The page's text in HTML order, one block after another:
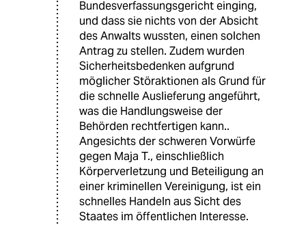
Bundesverfassungsgericht einging,
und dass sie nichts von der Absicht
des Anwalts wussten, einen solchen
Antrag zu stellen​. Zudem wurden
Sicherheitsbedenken aufgrund
möglicher Störaktionen als Grund für
die schnelle Auslieferung angeführt,
was die Handlungsweise der
Behörden rechtfertigen kann..
Angesichts der schweren Vorwürfe
gegen Maja T., einschließlich
Körperverletzung und Beteiligung an
einer kriminellen Vereinigung, ist ein
schnelles Handeln aus Sicht des
Staates im öffentlichen Interesse.